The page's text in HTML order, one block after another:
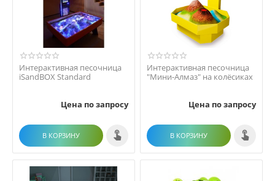
Интерактивная песочница
iSandBOX Standard
Цена по запросу
В КОРЗИНУ
Интерактивная песочница
"Мини-Алмаз" на колёсиках
Цена по запросу
В КОРЗИНУ